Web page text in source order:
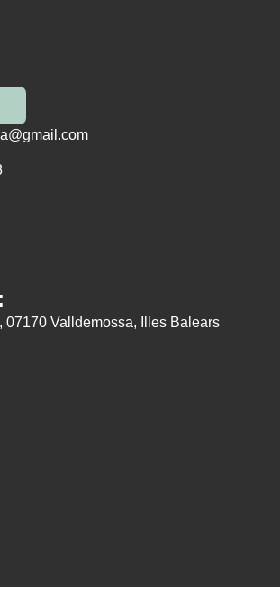
07170 Valldemossa, Illes Balears